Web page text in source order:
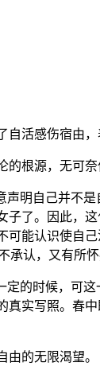
活感伤宿由，
的根源，无可
明自己并不
了。因此，
能认识使自
承认，又有所
定的时候，可
真实写照。
的无限渴望。